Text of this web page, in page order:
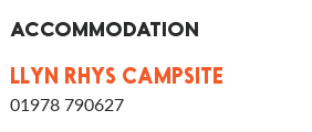
ACCOMMODATION
LLYN RHYS CAMPSITE
01978 790627